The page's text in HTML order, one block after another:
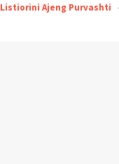
Listiorini Ajeng Purvashti